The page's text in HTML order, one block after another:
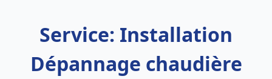
Service: Installation
Dépannage chaudière